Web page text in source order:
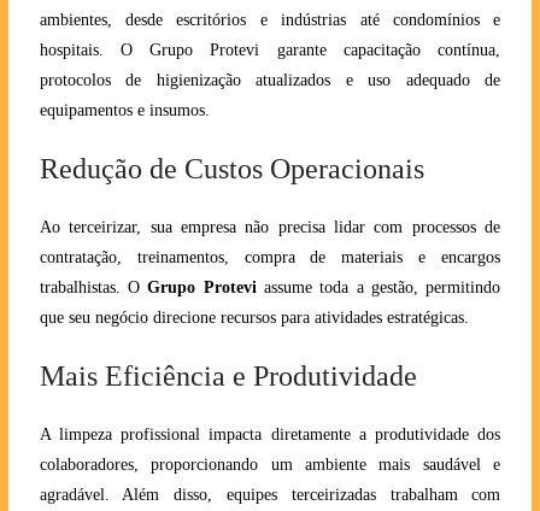
ambientes, desde escritórios e indústrias até condomínios e
hospitais. O Grupo Protevi garante capacitação contínua,
protocolos de higienização atualizados e uso adequado de
equipamentos e insumos.
Redução de Custos Operacionais
Ao terceirizar, sua empresa não precisa lidar com processos de
contratação, treinamentos, compra de materiais e encargos
trabalhistas. OGrupo Proteviassume toda a gestão, permitindo
que seu negócio direcione recursos para atividades estratégicas.
Mais Eficiência e Produtividade
A limpeza profissional impacta diretamente a produtividade dos
colaboradores, proporcionando um ambiente mais saudável e
agradável. Além disso, equipes terceirizadas trabalham com